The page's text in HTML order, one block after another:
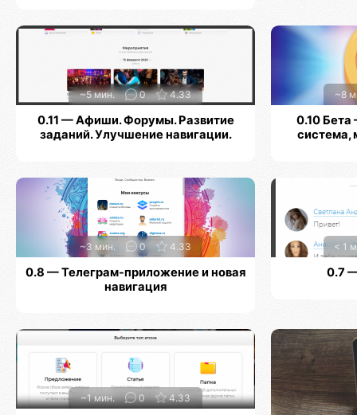
~5 мин. 0 4.33
0.11 — Афиши. Форумы. Развитие
заданий. Улучшение навигации.
~8
0.10 Бета
система,
~3 мин. 0 4.33
0.8 — Телеграм-приложение и новая
навигация
< 1
0.7
~1 мин. 0 4.33